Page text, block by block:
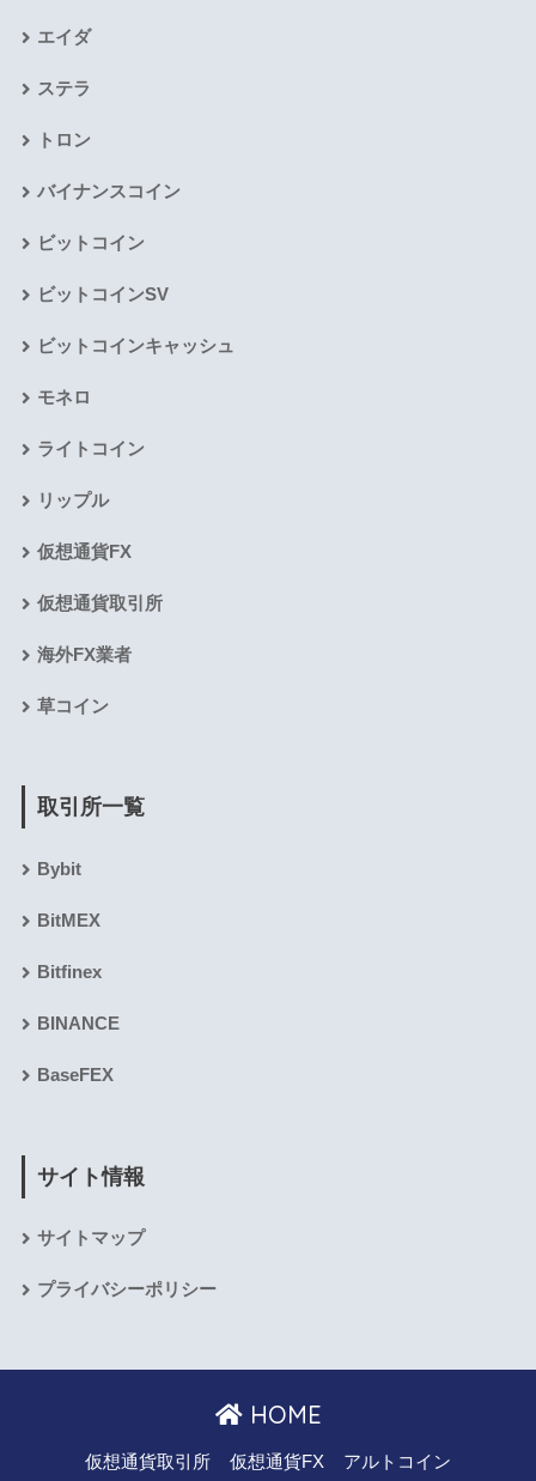
エイダ
ステラ
トロン
バイナンスコイン
ビットコイン
ビットコインSV
ビットコインキャッシュ
モネロ
ライトコイン
リップル
仮想通貨FX
仮想通貨取引所
海外FX業者
草コイン
取引所一覧
Bybit
BitMEX
Bitfinex
BINANCE
BaseFEX
サイト情報
サイトマップ
プライバシーポリシー
HOME
仮想通貨取引所 仮想通貨FX アルトコイン